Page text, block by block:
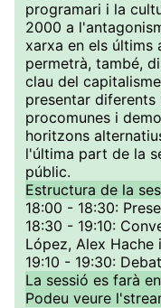
programari i la
2000 a
xarxa en els últims
permetrà, també,
clau del
presentar
procomunes i
horitzons
l'última part de la
públic.
Estructura de la
18:00 - 18:30:
18:30 - 19:10:
López, Alex Hache
19:10 - 19:30:
La sessió es farà
Podeu veure